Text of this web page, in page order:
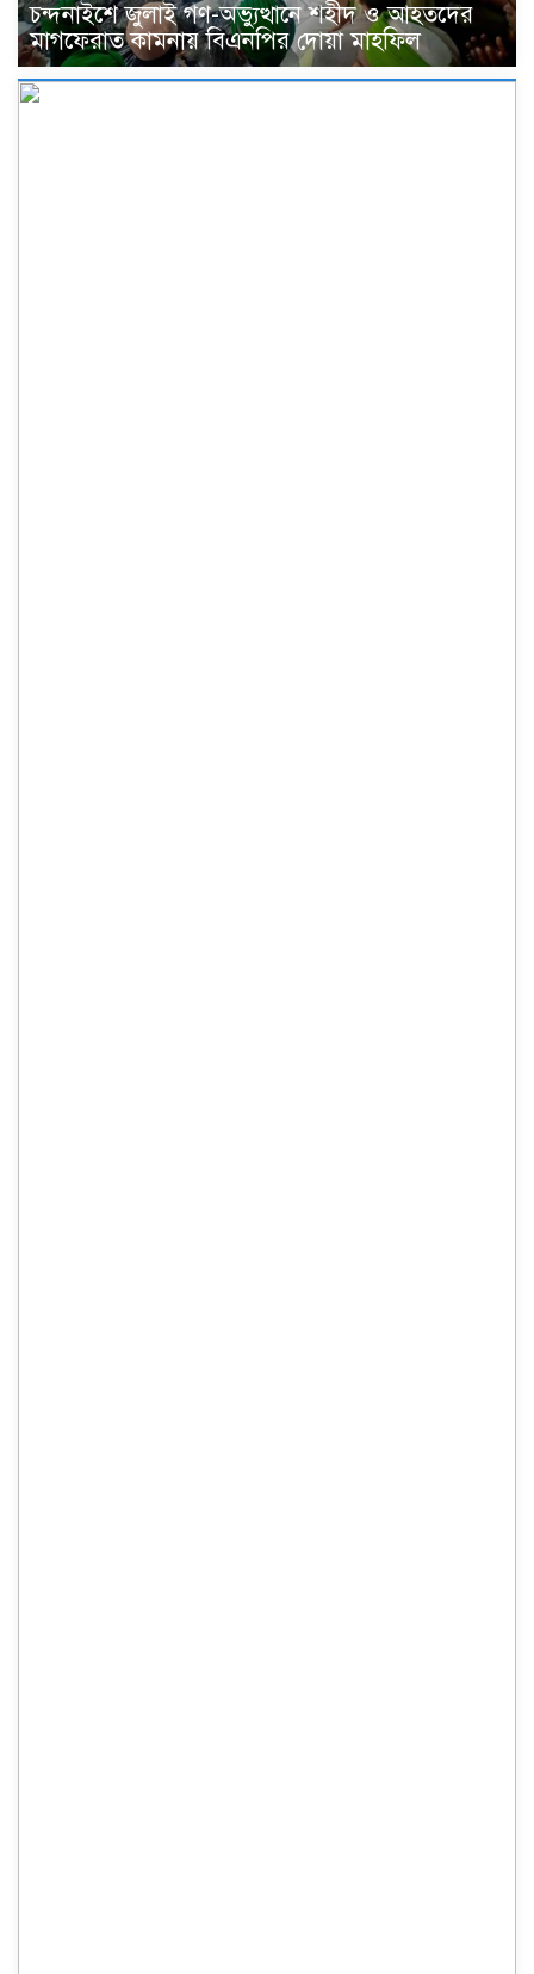
চন্দনাইশে জুলাই গণ-অভ্যুত্থানে শহীদ ও আহতদের
মাগফেরাত কামনায় বিএনপির দোয়া মাহফিল